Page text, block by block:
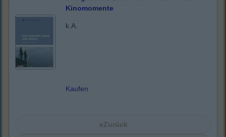
Kinomomente
k.A.
Kaufen
«Zurück